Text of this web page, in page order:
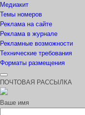
Медиакит
Темы номеров
Реклама на сайте
Реклама в журнале
Рекламные возможности
Технические требования
Форматы размещения
ПОЧТОВАЯ РАССЫЛКА
Ваше имя